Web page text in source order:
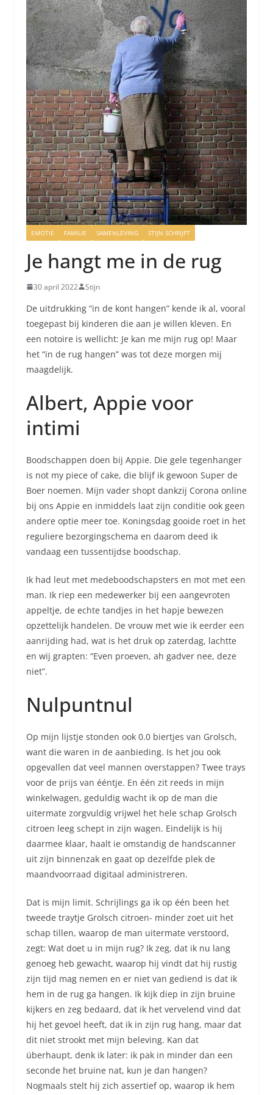
EMOTIE FAMILIE SAMENLEVING STIJN SCHRIJFT
Je hangt me in de rug
30 april 2022 Stijn
De uitdrukking “in de kont hangen” kende ik al, vooral
toegepast bij kinderen die aan je willen kleven. En
een notoire is wellicht: Je kan me mijn rug op! Maar
het “in de rug hangen” was tot deze morgen mij
maagdelijk.
Albert, Appie voor
intimi
Boodschappen doen bij Appie. Die gele tegenhanger
is not my piece of cake, die blijf ik gewoon Super de
Boer noemen. Mijn vader shopt dankzij Corona online
bij ons Appie en inmiddels laat zijn conditie ook geen
andere optie meer toe. Koningsdag gooide roet in het
reguliere bezorgingschema en daarom deed ik
vandaag een tussentijdse boodschap.
Ik had leut met medeboodschapsters en mot met een
man. Ik riep een medewerker bij een aangevroten
appeltje, de echte tandjes in het hapje bewezen
opzettelijk handelen. De vrouw met wie ik eerder een
aanrijding had, wat is het druk op zaterdag, lachtte
en wij grapten: “Even proeven, ah gadver nee, deze
niet”.
Nulpuntnul
Op mijn lijstje stonden ook 0.0 biertjes van Grolsch,
want die waren in de aanbieding. Is het jou ook
opgevallen dat veel mannen overstappen? Twee trays
voor de prijs van ééntje. En één zit reeds in mijn
winkelwagen, geduldig wacht ik op de man die
uitermate zorgvuldig vrijwel het hele schap Grolsch
citroen leeg schept in zijn wagen. Eindelijk is hij
daarmee klaar, haalt ie omstandig de handscanner
uit zijn binnenzak en gaat op dezelfde plek de
maandvoorraad digitaal administreren.
Dat is mijn limit. Schrijlings ga ik op één been het
tweede traytje Grolsch citroen- minder zoet uit het
schap tillen, waarop de man uitermate verstoord,
zegt: Wat doet u in mijn rug? Ik zeg, dat ik nu lang
genoeg heb gewacht, waarop hij vindt dat hij rustig
zijn tijd mag nemen en er niet van gediend is dat ik
hem in de rug ga hangen. Ik kijk diep in zijn bruine
kijkers en zeg bedaard, dat ik het vervelend vind dat
hij het gevoel heeft, dat ik in zijn rug hang, maar dat
dit niet strookt met mijn beleving. Kan dat
überhaupt, denk ik later: ik pak in minder dan een
seconde het bruine nat, kun je dan hangen?
Nogmaals stelt hij zich assertief op, waarop ik hem